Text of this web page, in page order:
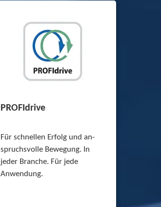
PROFIdrive
Für schnellen Erfolg und an­
spruchsvolle Bewegung. In
jeder Branche. Für jede
Anwendung.